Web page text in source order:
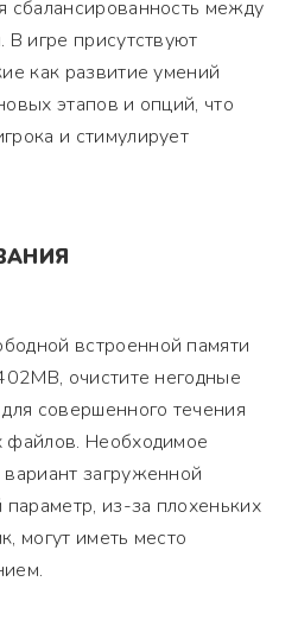
сбалансированность между
игре присутствуют
как развитие умений
этапов и опций, что
и стимулирует
встроенной памяти
очистите негодные
совершенного течения
файлов. Необходимое
загруженной
из-за плохеньких
могут иметь место